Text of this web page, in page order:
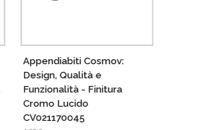
Appendiabiti Cosmov:
Design, Qualità e
Funzionalità - Finitura
Cromo Lucido
CV021170045